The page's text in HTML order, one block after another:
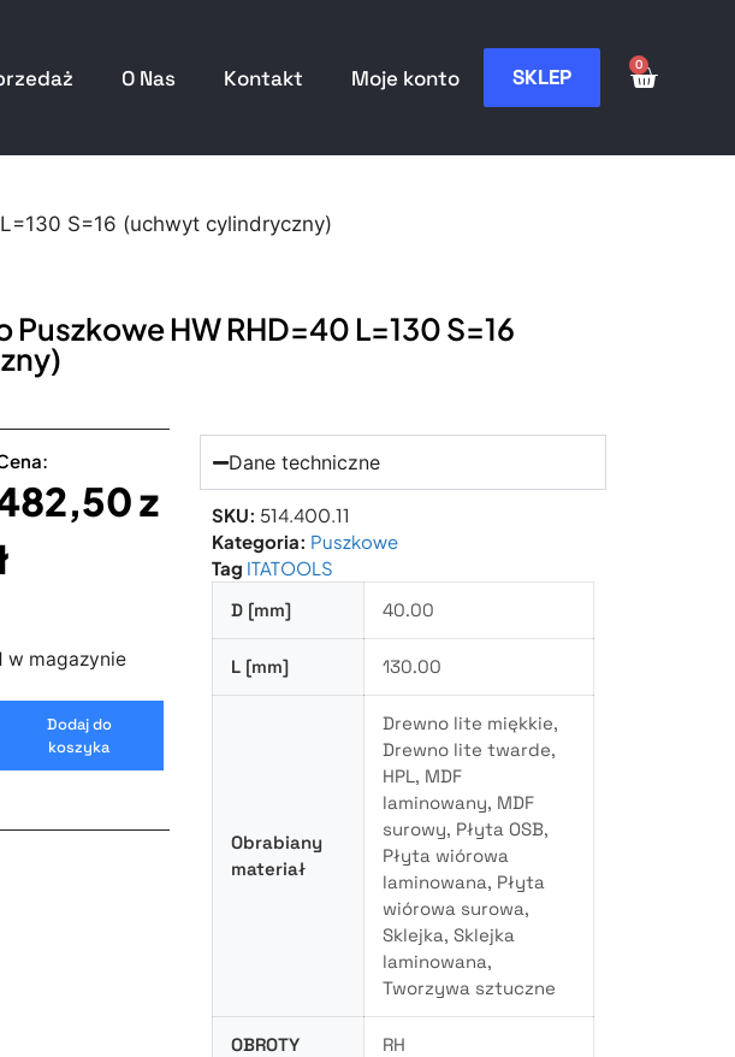
O Nas Kontakt Moje konto SKLEP 0
S=16 (uchwyt cylindryczny)
Puszkowe HW RHD=40 L=130 S=16
z
w magazynie
Dodaj do
koszyka
Dane techniczne
SKU: 514.400.11
Kategoria: Puszkowe
Tag ITATOOLS
D [mm]
40.00
L [mm] 130.00
Obrabiany
materiał
Drewno lite miękkie,
Drewno lite twarde,
HPL, MDF
laminowany, MDF
surowy, Płyta OSB,
Płyta wiórowa
laminowana, Płyta
wiórowa surowa,
Sklejka, Sklejka
laminowana,
Tworzywa sztuczne
OBROTY RH